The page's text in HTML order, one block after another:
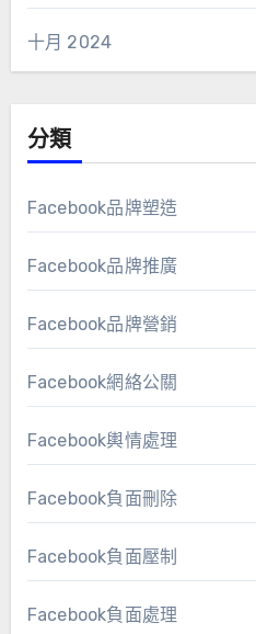
十月 2024
分類
Facebook品牌塑造
Facebook品牌推廣
Facebook品牌營銷
Facebook網絡公關
Facebook輿情處理
Facebook負面刪除
Facebook負面壓制
Facebook負面處理